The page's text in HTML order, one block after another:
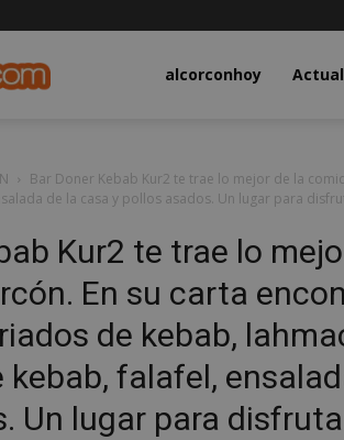
alcorconhoy.comalcorconhoy
Bar Doner Kebab Kur2 te trae lo mejor de la
de la casa y pollos asados. Un lugar para
Kur2 te trae lo
En su carta
de kebab,
falafel,
Un lugar para